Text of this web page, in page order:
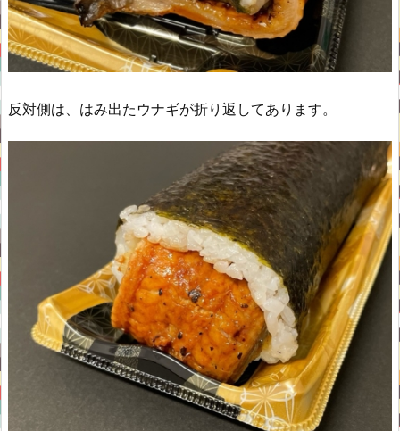
反対側は、はみ出たウナギが折り返してあります。